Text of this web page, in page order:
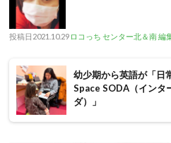
投稿日 2021.10.29 ロコっち センター北＆南 編
幼少期から英語が「
Space SODA（インタ
ダ）」